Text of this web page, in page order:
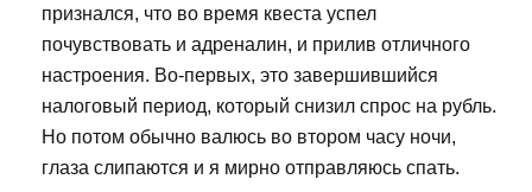
признался, что во время квеста успел
почувствовать и адреналин, и прилив отличного
настроения. Во-первых, это завершившийся
налоговый период, который снизил спрос на рубль.
Но потом обычно валюсь во втором часу ночи,
глаза слипаются и я мирно отправляюсь спать.